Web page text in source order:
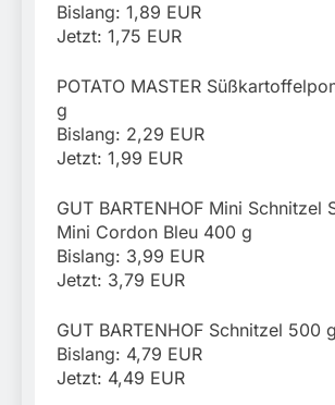
Bislang: 1,89 EUR
Jetzt: 1,75 EUR
POTATO MASTER
g
Bislang: 2,29 EUR
Jetzt: 1,99 EUR
GUT BARTENHOF Mini Schnitzel
Mini Cordon Bleu 400 g
Bislang: 3,99 EUR
Jetzt: 3,79 EUR
GUT BARTENHOF Schnitzel 500 g
Bislang: 4,79 EUR
Jetzt: 4,49 EUR